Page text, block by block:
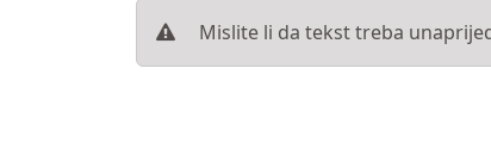
Mislite li da tekst treba